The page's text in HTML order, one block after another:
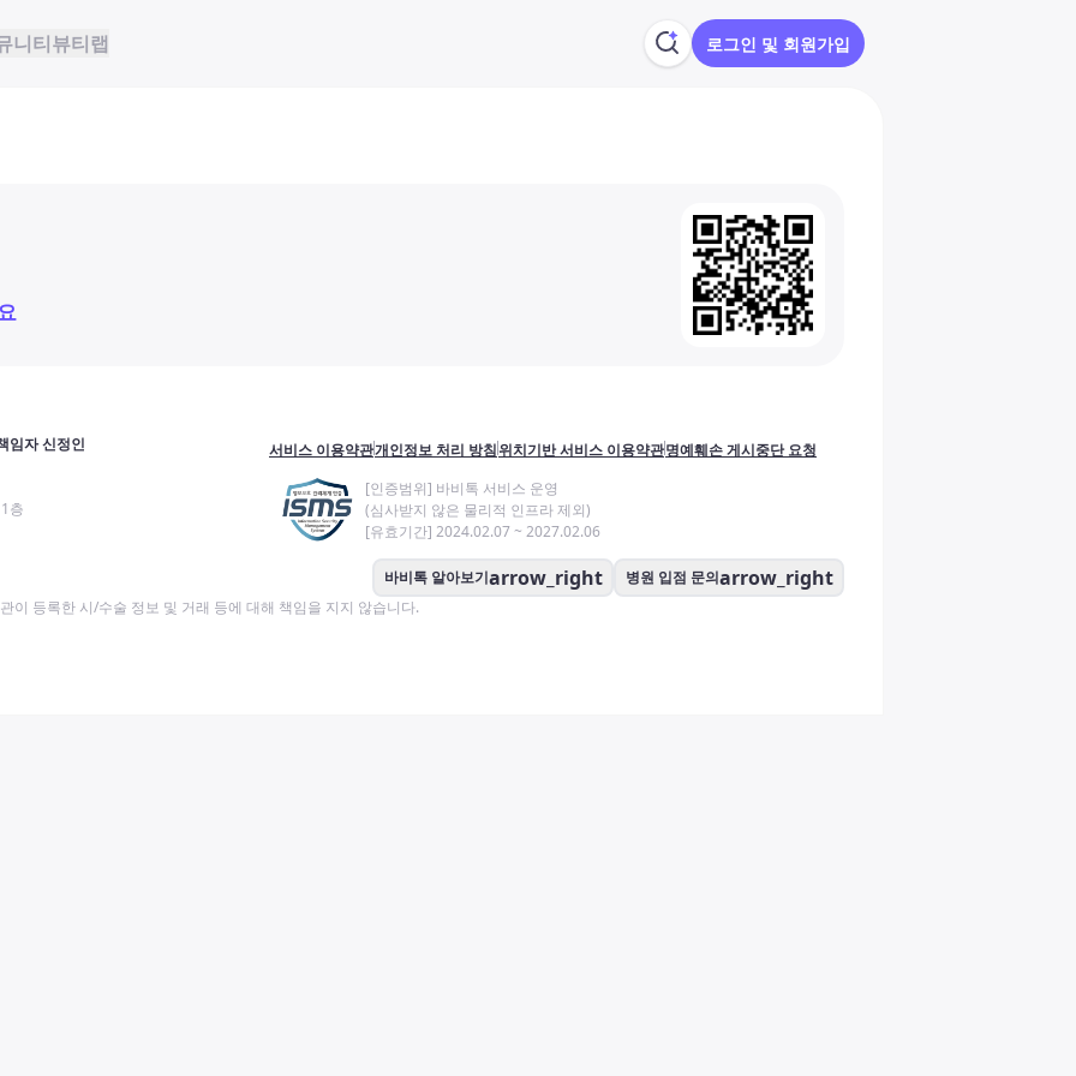
니티뷰티랩 로그인 및 회원가입
임자 신정인
층
서비스 이용약관개인정보 처리 방침위치기반 서비스 이용약관명예훼손 게시중단 요청
[인증범위] 바비톡 서비스 운영
(심사받지 않은 물리적 인프라 제외)
[유효기간] 2024.02.07 ~ 2027.02.06
바비톡 알아보기arrow_right 병원 입점 문의arrow_right
이 등록한 시/수술 정보 및 거래 등에 대해 책임을 지지 않습니다.